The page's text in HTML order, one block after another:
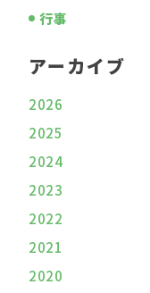
行事
アーカイブ
2026
2025
2024
2023
2022
2021
2020